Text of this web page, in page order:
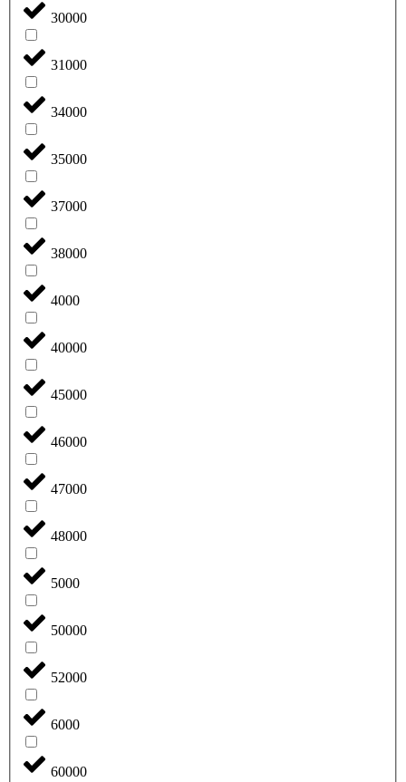
30000
31000
34000
35000
37000
38000
4000
40000
45000
46000
47000
48000
5000
50000
52000
6000
60000